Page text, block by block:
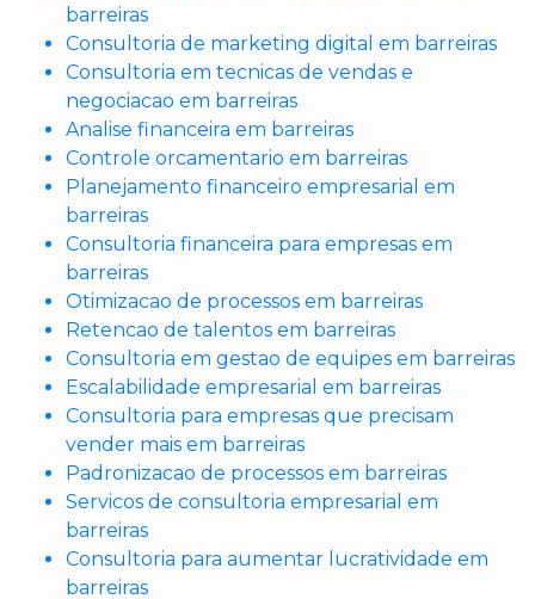
barreiras
Consultoria de marketing digital em barreiras
Consultoria em tecnicas de vendas e
negociacao em barreiras
Analise financeira em barreiras
Controle orcamentario em barreiras
Planejamento financeiro empresarial em
barreiras
Consultoria financeira para empresas em
barreiras
Otimizacao de processos em barreiras
Retencao de talentos em barreiras
Consultoria em gestao de equipes em barreiras
Escalabilidade empresarial em barreiras
Consultoria para empresas que precisam
vender mais em barreiras
Padronizacao de processos em barreiras
Servicos de consultoria empresarial em
barreiras
Consultoria para aumentar lucratividade em
barreiras